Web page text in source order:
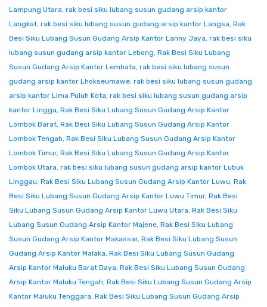
Lampung Utara, rak besi siku lubang susun gudang arsip kantor
Langkat, rak besi siku lubang susun gudang arsip kantor Langsa, Rak
Besi Siku Lubang Susun Gudang Arsip Kantor Lanny Jaya, rak besi siku
lubang susun gudang arsip kantor Lebong, Rak Besi Siku Lubang
Susun Gudang Arsip Kantor Lembata, rak besi siku lubang susun
gudang arsip kantor Lhokseumawe, rak besi siku lubang susun gudang
arsip kantor Lima Puluh Kota, rak besi siku lubang susun gudang arsip
kantor Lingga, Rak Besi Siku Lubang Susun Gudang Arsip Kantor
Lombok Barat, Rak Besi Siku Lubang Susun Gudang Arsip Kantor
Lombok Tengah, Rak Besi Siku Lubang Susun Gudang Arsip Kantor
Lombok Timur, Rak Besi Siku Lubang Susun Gudang Arsip Kantor
Lombok Utara, rak besi siku lubang susun gudang arsip kantor Lubuk
Linggau, Rak Besi Siku Lubang Susun Gudang Arsip Kantor Luwu, Rak
Besi Siku Lubang Susun Gudang Arsip Kantor Luwu Timur, Rak Besi
Siku Lubang Susun Gudang Arsip Kantor Luwu Utara, Rak Besi Siku
Lubang Susun Gudang Arsip Kantor Majene, Rak Besi Siku Lubang
Susun Gudang Arsip Kantor Makassar, Rak Besi Siku Lubang Susun
Gudang Arsip Kantor Malaka, Rak Besi Siku Lubang Susun Gudang
Arsip Kantor Maluku Barat Daya, Rak Besi Siku Lubang Susun Gudang
Arsip Kantor Maluku Tengah, Rak Besi Siku Lubang Susun Gudang Arsip
Kantor Maluku Tenggara, Rak Besi Siku Lubang Susun Gudang Arsip